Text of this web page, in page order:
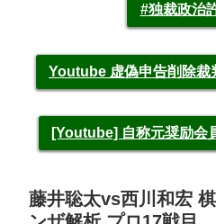
#独裁政治
Youtube 虚偽申告削除
[Youtube] 自称元奨励会
藤井聡太vs西川和宏